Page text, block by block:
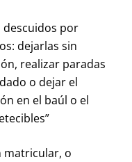
descuidos por
dejarlas sin
realizar paradas
o dejar el
en el baúl o el
matricular, o